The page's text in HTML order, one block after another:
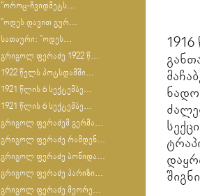
"ოროც-ჩვიდმეტს...
"ოდეს დავით გურ...
სათაური: "ოდეს...
გრიგოლ ფერაძე 1922 წ...
1922 წელს პოტსდამში...
1921 წლის 6 სექტემბე...
1921 წლის 6 სექტემბე...
გრიგოლ ფერაძემ გერმა...
გრიგოლ ფერაძე რამდენ...
გრიგოლ ფერაძე ბონიდა...
გრიგოლ ფერაძე პარიზი...
გრიგოლ ფერაძე მეორე...